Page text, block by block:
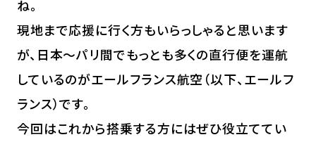
ね。
現地まで応援に行く方もいらっしゃると思います
が、日本〜パリ間でもっとも多くの直行便を運航
しているのがエールフランス航空（以下、エールフ
ランス）です。
今回はこれから搭乗する方にはぜひ役立ててい